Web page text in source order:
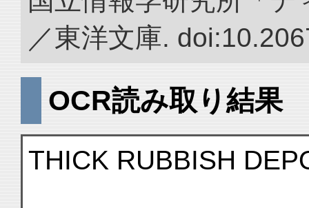
／東洋文庫.
OCR読み取り結果
THICK RUBBISH